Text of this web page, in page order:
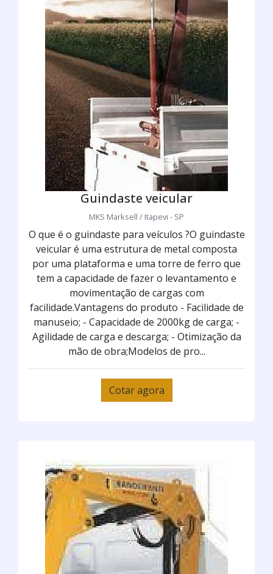
Guindaste veicular
MKS Marksell / Itapevi - SP
O que é o guindaste para veículos ?O guindaste
veicular é uma estrutura de metal composta
por uma plataforma e uma torre de ferro que
tem a capacidade de fazer o levantamento e
movimentação de cargas com
facilidade.Vantagens do produto - Facilidade de
manuseio; - Capacidade de 2000kg de carga; -
Agilidade de carga e descarga; - Otimização da
mão de obra;Modelos de pro...
Cotar agora